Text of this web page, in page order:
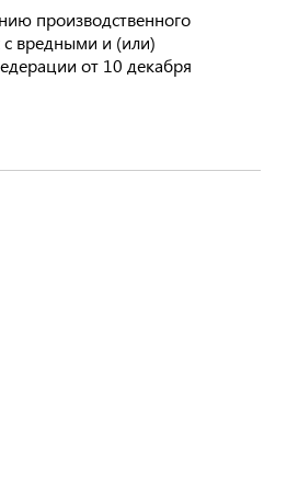
производственного
с вредными и (или)
от 10 декабря